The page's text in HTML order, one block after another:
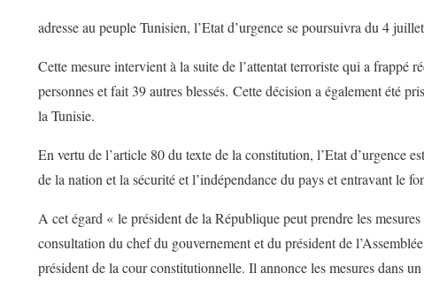
adresse au peuple Tunisien, l’Etat d’urgence se poursuivra du 4
Cette mesure intervient à la suite de l’attentat terroriste qui a frappé
personnes et fait 39 autres blessés. Cette décision a également été
la Tunisie.
En vertu de l’article 80 du texte de la constitution, l’Etat d’urgence
de la nation et la sécurité et l’indépendance du pays et entravant le
A cet égard « le président de la République peut prendre les
consultation du chef du gouvernement et du président de
président de la cour constitutionnelle. Il annonce les mesures dans